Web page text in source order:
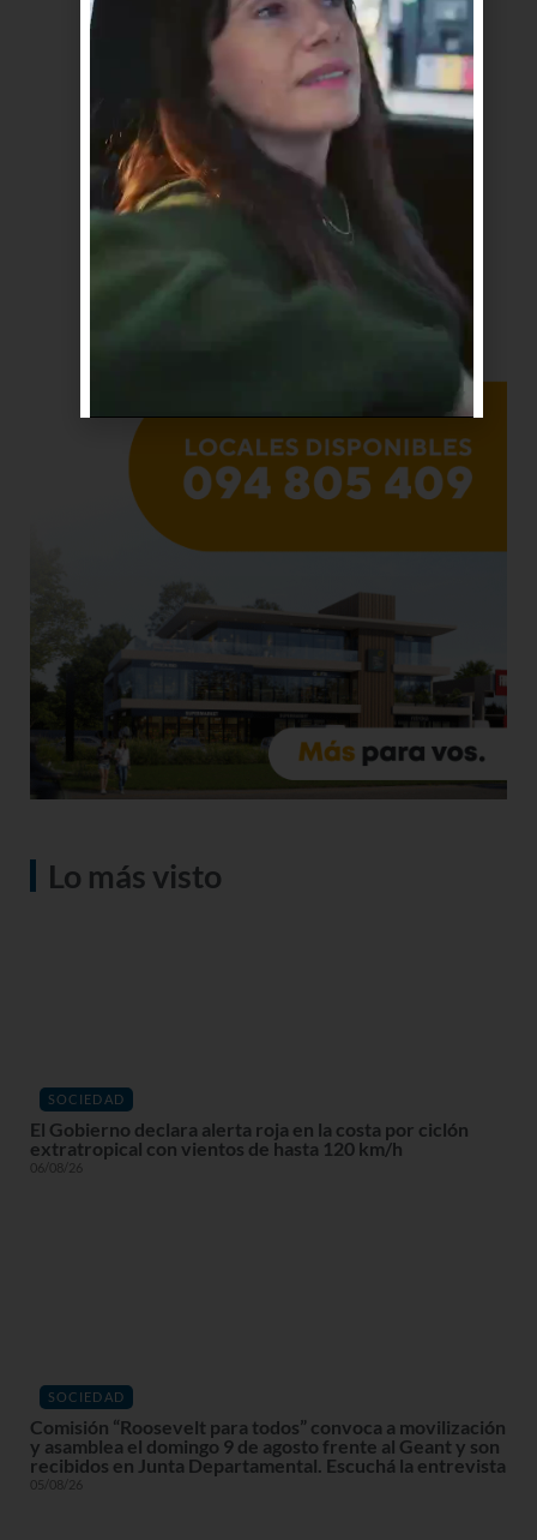
Lo más visto
SOCIEDAD
El Gobierno declara alerta roja en la costa por ciclón
extratropical con vientos de hasta 120 km/h
06/08/26
SOCIEDAD
Comisión “Roosevelt para todos” convoca a movilización
y asamblea el domingo 9 de agosto frente al Geant y son
recibidos en Junta Departamental. Escuchá la entrevista
05/08/26